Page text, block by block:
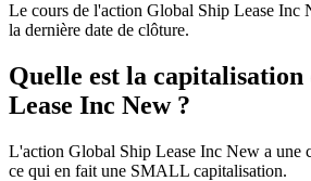
Le cours de l'action Global Ship Lease Inc
la dernière date de clôture.
Quelle est la
Lease Inc New ?
L'action Global Ship Lease Inc New a une
ce qui en fait une SMALL capitalisation.